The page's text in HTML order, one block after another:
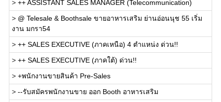
> ++ ASSISTANT SALES MANAGER (Telecommunication)
> @ Telesale & Boothsale ขายอาหารเสริม ย่านอ่อนนุช 55 เริ่ม
งาน มกรา54
> ++ SALES EXECUTIVE (ภาคเหนือ) 4 ตำแหน่ง ด่วน!!
> ++ SALES EXECUTIVE (ภาคใต้) ด่วน!!
> +พนักงานขายสินค้า Pre-Sales
> --รับสมัครพนักงานขาย ออก Booth อาหารเสริม